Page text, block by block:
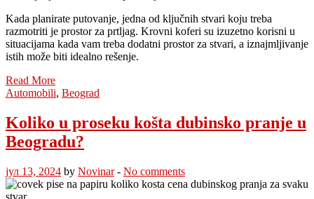
Kada planirate putovanje, jedna od ključnih stvari koju treba
razmotriti je prostor za prtljag. Krovni koferi su izuzetno korisni u
situacijama kada vam treba dodatni prostor za stvari, a iznajmljivanje
istih može biti idealno rešenje.
Read More
Automobili, Beograd
Koliko u proseku košta dubinsko pranje u
Beogradu?
јул 13, 2024 by Novinar- No comments